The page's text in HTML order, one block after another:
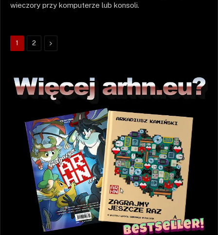
wieczory przy komputerze lub konsoli.
1 2 Następne